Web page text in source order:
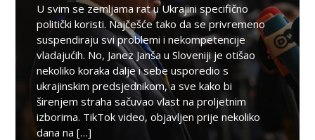
U svim se zemljama rat u Ukrajini specifično
politički koristi. Najčešće tako da se privremeno
suspendiraju svi problemi i nekompetencije
vladajućih. No, Janez Janša u Sloveniji je otišao
nekoliko koraka dalje i sebe usporedio s
ukrajinskim predsjednikom, a sve kako bi
širenjem straha sačuvao vlast na proljetnim
izborima. TikTok video, objavljen prije nekoliko
dana na […]